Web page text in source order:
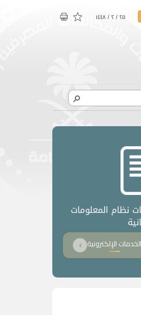
۲٥ / ۲ / ۱٤٤۸
نظام المعلومات
الخدمات الإلكترونية